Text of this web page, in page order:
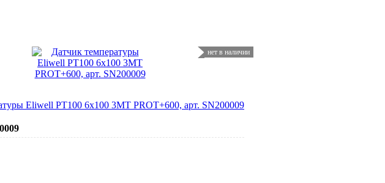
нет в наличии
Eliwell PT100 6х100 3MT PROT+600, арт. SN200009